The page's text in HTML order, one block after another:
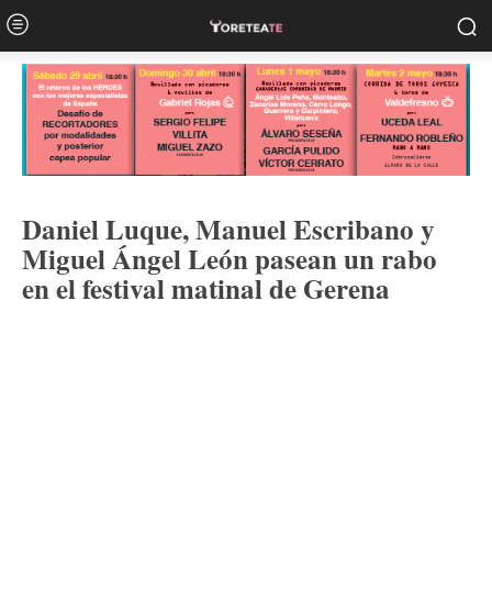
Daniel Luque, Manuel Escribano y
Miguel Ángel León pasean un rabo
en el festival matinal de Gerena